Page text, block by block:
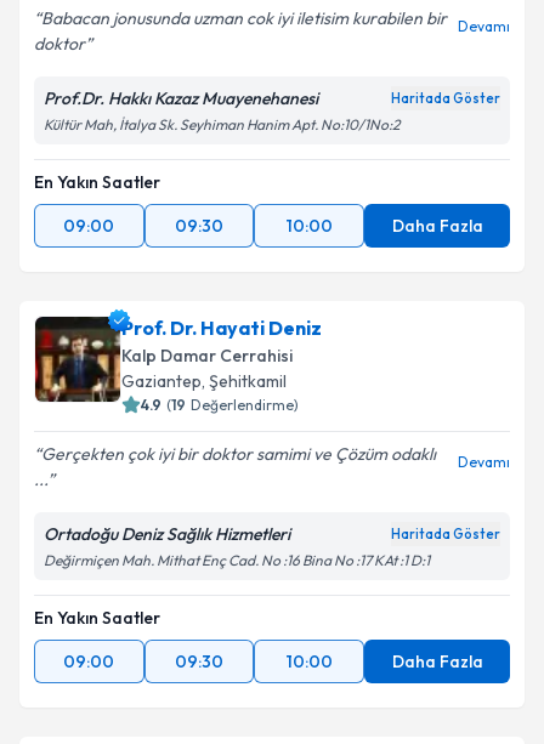
Babacan jonusunda uzman cok iyi iletisim kurabilen bir
doktor
Devamı
Prof.Dr. Hakkı Kazaz Muayenehanesi Haritada Göster
Kültür Mah, İtalya Sk. Seyhiman Hanim Apt. No:10/1No:2
En Yakın Saatler
09:00
09:30 10:00 Daha Fazla
Prof. Dr. Hayati Deniz
Kalp Damar Cerrahisi
Gaziantep, Şehitkamil
4.9 (19 Değerlendirme)
Gerçekten çok iyi bir doktor samimi ve Çözüm odaklı
...
Devamı
Ortadoğu Deniz Sağlık Hizmetleri Haritada Göster
Değirmiçen Mah. Mithat Enç Cad. No :16 Bina No :17 KAt :1 D:1
En Yakın Saatler
09:00
09:30 10:00 Daha Fazla